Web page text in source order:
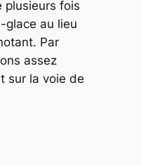
plusieurs fois
glace au lieu
Par
assez
sur la voie de